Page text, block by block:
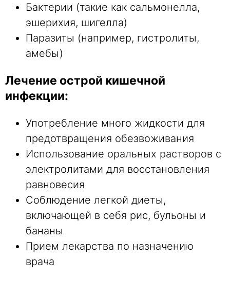
Бактерии (такие как сальмонелла,
эшерихия, шигелла)
Паразиты (например, гистролиты,
амебы)
Лечение острой кишечной
инфекции:
Употребление много жидкости для
предотвращения обезвоживания
Использование оральных растворов с
электролитами для восстановления
равновесия
Соблюдение легкой диеты,
включающей в себя рис, бульоны и
бананы
Прием лекарства по назначению
врача